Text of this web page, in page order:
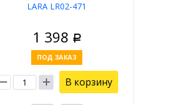
LARA LR02-471
1 398 Р
ПОД ЗАКАЗ
В корзину